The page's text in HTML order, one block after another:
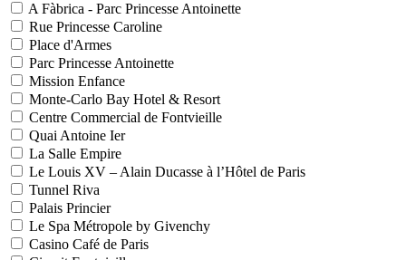
A Fàbrica - Parc Princesse Antoinette
Rue Princesse Caroline
Place d'Armes
Parc Princesse Antoinette
Mission Enfance
Monte-Carlo Bay Hotel & Resort
Centre Commercial de Fontvieille
Quai Antoine Ier
La Salle Empire
Le Louis XV – Alain Ducasse à l’Hôtel de Paris
Tunnel Riva
Palais Princier
Le Spa Métropole by Givenchy
Casino Café de Paris